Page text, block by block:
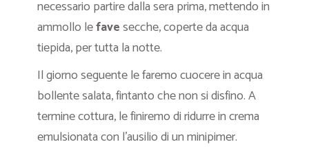
necessario partire dalla sera prima, mettendo in
ammollo lefavesecche, coperte da acqua
tiepida, per tutta la notte.
Il giorno seguente le faremo cuocere in acqua
bollente salata, fintanto che non si disfino. A
termine cottura, le finiremo di ridurre in crema
emulsionata con l’ausilio di un minipimer.